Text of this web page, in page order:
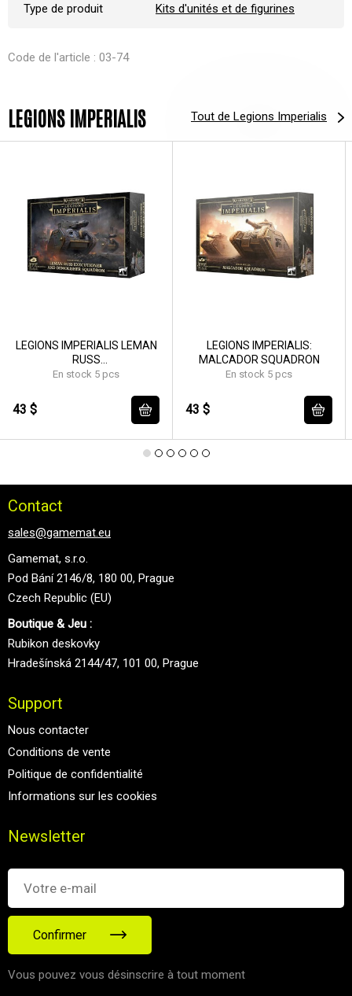
Type de produit Kits d'unités et de figurines
Code de l'article : 03-74
LEGIONS IMPERIALIS Tout de Legions Imperialis
LEGIONS IMPERIALIS LEMAN
RUSS
EXECUTIONER/DEMOLISHR
En stock 5 pcs
43 $
LEGIONS IMPERIALIS:
MALCADOR SQUADRON
En stock 5 pcs
43 $
Contact
sales@gamemat.eu
Gamemat, s.r.o.
Pod Bání 2146/8, 180 00, Prague
Czech Republic (EU)
Boutique & Jeu :
Rubikon deskovky
Hradešínská 2144/47, 101 00, Prague
Support
Nous contacter
Conditions de vente
Politique de confidentialité
Informations sur les cookies
Newsletter
Confirmer
Vous pouvez vous désinscrire à tout moment